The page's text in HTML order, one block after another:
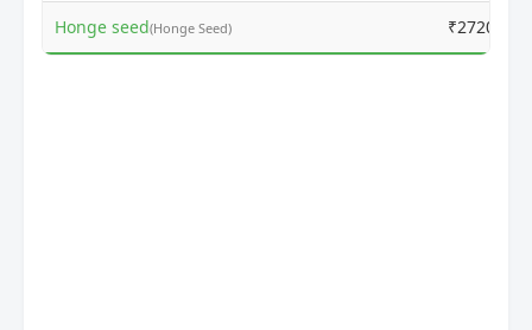
Honge seed(Honge Seed) ₹2720